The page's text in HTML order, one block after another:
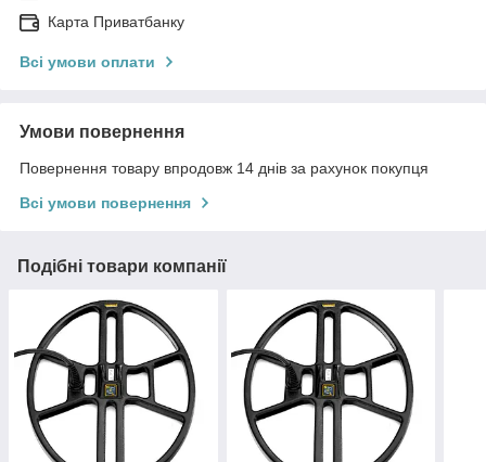
Карта Приватбанку
Всі умови оплати
Умови повернення
Повернення товару впродовж 14 днів за рахунок покупця
Всі умови повернення
Подібні товари компанії